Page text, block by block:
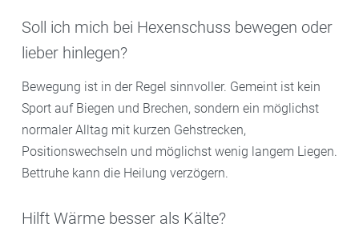
Soll ich mich bei Hexenschuss bewegen oder
lieber hinlegen?
Bewegung ist in der Regel sinnvoller. Gemeint ist kein
Sport auf Biegen und Brechen, sondern ein möglichst
normaler Alltag mit kurzen Gehstrecken,
Positionswechseln und möglichst wenig langem Liegen.
Bettruhe kann die Heilung verzögern.
Hilft Wärme besser als Kälte?